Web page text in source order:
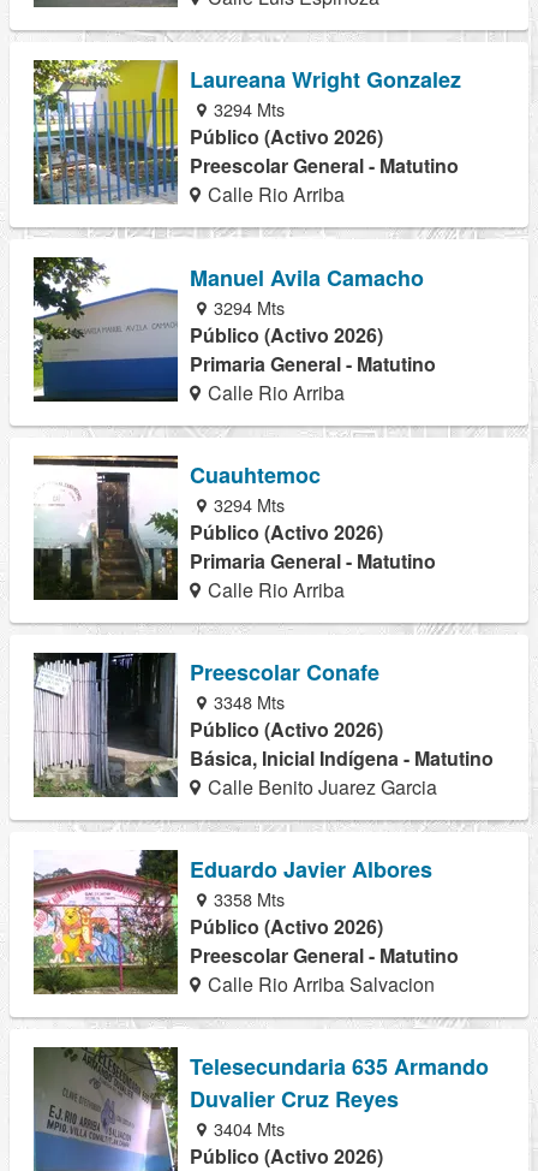
Laureana Wright Gonzalez
3294 Mts
Público (Activo 2026)
Preescolar General - Matutino
Calle Rio Arriba
Manuel Avila Camacho
3294 Mts
Público (Activo 2026)
Primaria General - Matutino
Calle Rio Arriba
Cuauhtemoc
3294 Mts
Público (Activo 2026)
Primaria General - Matutino
Calle Rio Arriba
Preescolar Conafe
3348 Mts
Público (Activo 2026)
Básica, Inicial Indígena - Matutino
Calle Benito Juarez Garcia
Eduardo Javier Albores
3358 Mts
Público (Activo 2026)
Preescolar General - Matutino
Calle Rio Arriba Salvacion
Telesecundaria 635 Armando
Duvalier Cruz Reyes
3404 Mts
Público (Activo 2026)